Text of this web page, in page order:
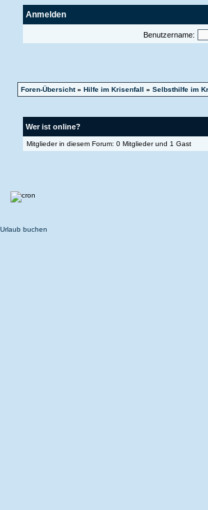
Anmelden
Benutzername:
Foren-Übersicht» Hilfe im Krisenfall » Selbsthilfe im
Wer ist online?
Mitglieder in diesem Forum: 0 Mitglieder und 1 Gast
Urlaub buchen